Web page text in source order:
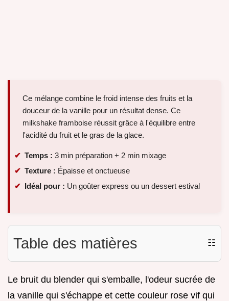
Ce mélange combine le froid intense des fruits et la
douceur de la vanille pour un résultat dense. Ce
milkshake framboise réussit grâce à l'équilibre entre
l'acidité du fruit et le gras de la glace.
Temps : 3 min préparation + 2 min mixage
Texture : Épaisse et onctueuse
Idéal pour : Un goûter express ou un dessert estival
Table des matières ☷
Le bruit du blender qui s'emballe, l'odeur sucrée de
la vanille qui s'échappe et cette couleur rose vif qui